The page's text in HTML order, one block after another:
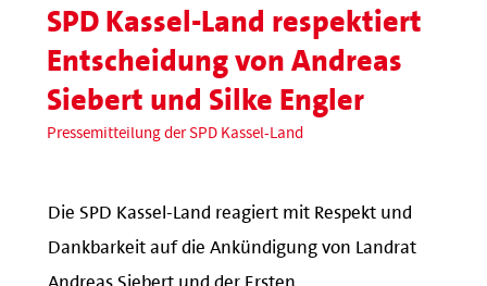
SPD Kassel-Land respektiert
Entscheidung von Andreas
Siebert und Silke Engler
Pressemitteilung der SPD Kassel-Land
Die SPD Kassel-Land reagiert mit Respekt und
Dankbarkeit auf die Ankündigung von Landrat
Andreas Siebert und der Ersten